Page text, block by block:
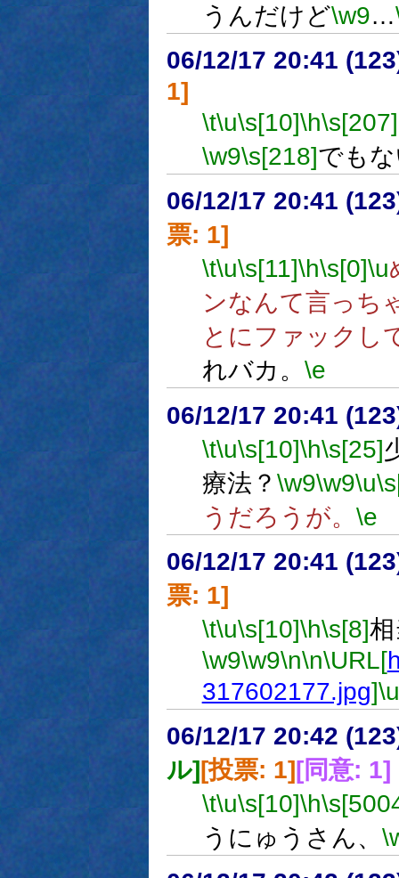
うんだけど\w9…
06/12/17 20:41
1]
\t\u\s[10]\h\s[207]
\w9\s[218]でも
06/12/17 20:41
票: 1]
\t\u\s[11]\h\s[0]\u
ンなんて言っち
とにファックし
れバカ。 \e
06/12/17 20:41
\t\u\s[10]\h\s[25]
療法？ \w9\w9\u
うだろうが。 \e
06/12/17 20:41
票: 1]
\t\u\s[10]\h\s[8]
\w9\w9\n\n\URL[
317602177.jpg]\u
06/12/17 20:42
ル][投票: 1][同意: 1]
\t\u\s[10]\h
うにゅうさん、